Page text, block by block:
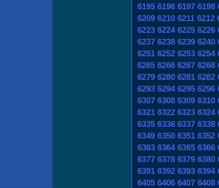
6195 6196 6197 6198
6209 6210 6211 6212
6223 6224 6225 6226
6237 6238 6239 6240
6251 6252 6253 6254
6265 6266 6267 6268
6279 6280 6281 6282
6293 6294 6295 6296
6307 6308 6309 6310
6321 6322 6323 6324
6335 6336 6337 6338
6349 6350 6351 6352
6363 6364 6365 6366
6377 6378 6379 6380
6391 6392 6393 6394
6405 6406 6407 6408